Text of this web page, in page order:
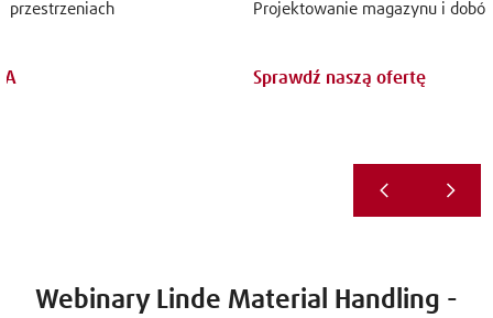
przestrzeniach Projektowanie magazynu i
Sprawdź naszą ofertę
Webinary Linde Material Handling -